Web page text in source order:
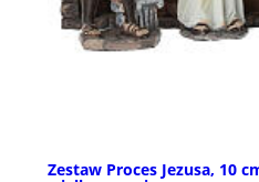
Zestaw Proces Jezusa, 10